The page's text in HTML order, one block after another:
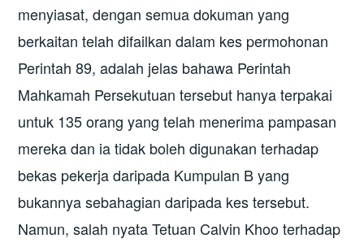
menyiasat, dengan semua dokuman yang
berkaitan telah difailkan dalam kes permohonan
Perintah 89, adalah jelas bahawa Perintah
Mahkamah Persekutuan tersebut hanya terpakai
untuk 135 orang yang telah menerima pampasan
mereka dan ia tidak boleh digunakan terhadap
bekas pekerja daripada Kumpulan B yang
bukannya sebahagian daripada kes tersebut.
Namun, salah nyata Tetuan Calvin Khoo terhadap